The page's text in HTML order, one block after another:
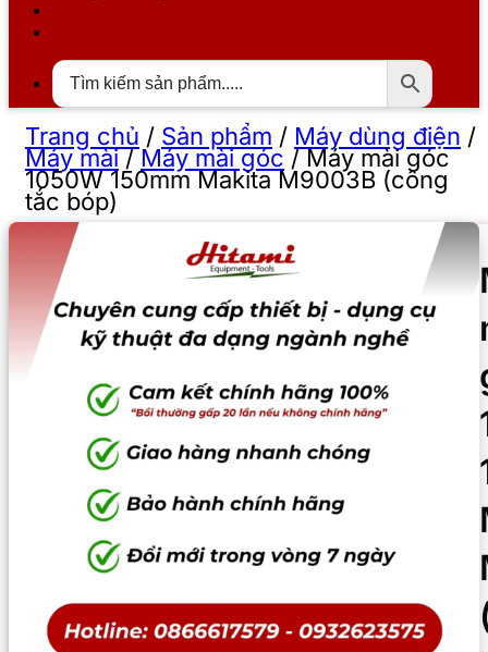
Trang chủ / Sản phẩm / Máy dùng điện /
Máy mài/Máy mài góc /Máy mài góc
1050W 150mm Makita M9003B (công
tắc bóp)